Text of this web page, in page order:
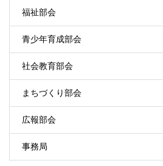
福祉部会
青少年育成部会
社会教育部会
まちづくり部会
広報部会
事務局